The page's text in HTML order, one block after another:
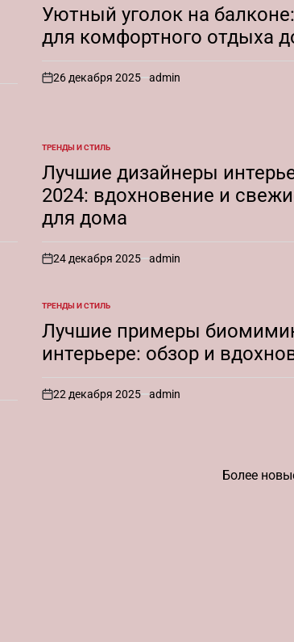
ВУютный уголок на
для комфортного отдыха
on
26 декабря 2025 admin
ОПУБЛИКОВАНО
В
ТРЕНДЫ И СТИЛЬ
Лучшие дизайнеры
2024: вдохновение и
для дома
on
24 декабря 2025 admin
ОПУБЛИКОВАНО
В
ТРЕНДЫ И СТИЛЬ
Лучшие примеры
интерьере: обзор и
on
22 декабря 2025 admin
Более